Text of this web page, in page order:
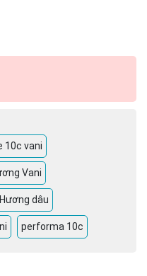
10c vani
Vani
dâu
performa 10c